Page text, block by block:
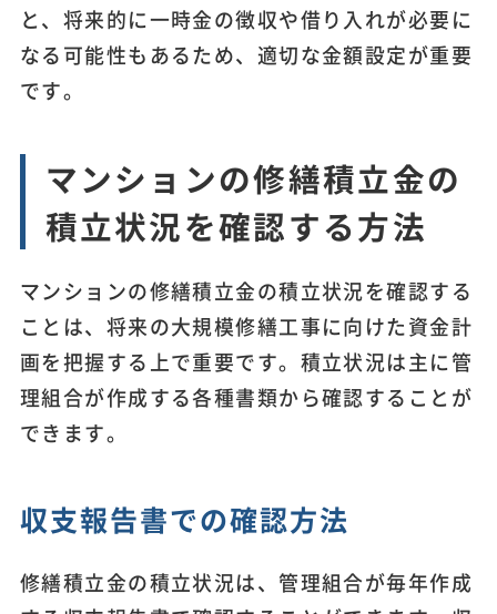
と、将来的に一時金の徴収や借り入れが必要に
なる可能性もあるため、適切な金額設定が重要
です。
マンションの修繕積立金の
積立状況を確認する方法
マンションの修繕積立金の積立状況を確認する
ことは、将来の大規模修繕工事に向けた資金計
画を把握する上で重要です。積立状況は主に管
理組合が作成する各種書類から確認することが
できます。
収支報告書での確認方法
修繕積立金の積立状況は、管理組合が毎年作成